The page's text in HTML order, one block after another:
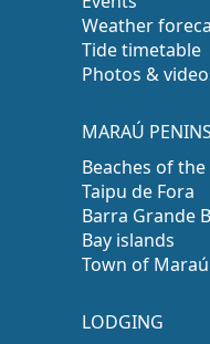
Weather
Tide timetable
Photos &
MARAÚ
Beaches of
Taipu de Fora
Barra Grande
Bay islands
Town of Maraú
LODGING